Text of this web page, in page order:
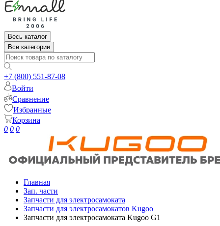
Весь каталог
Все категории
+7 (800) 551-87-08
Войти
Сравнение
Избранные
Корзина
0 0 0
Главная
Зап. части
Запчасти для электросамоката
Запчасти для электросамокатов Kugoo
Запчасти для электросамоката Kugoo G1